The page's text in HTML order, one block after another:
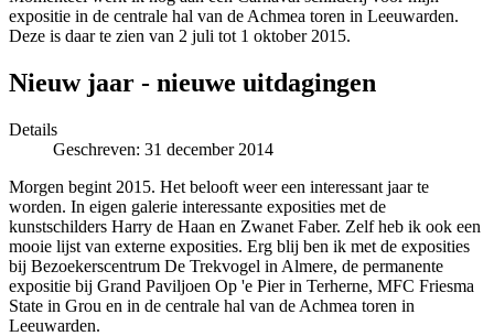
expositie in de centrale hal van de Achmea toren in Leeuwarden.
Deze is daar te zien van 2 juli tot 1 oktober 2015.
Nieuw jaar - nieuwe uitdagingen
Details
Geschreven: 31 december 2014
Morgen begint 2015. Het belooft weer een interessant jaar te
worden. In eigen galerie interessante exposities met de
kunstschilders Harry de Haan en Zwanet Faber. Zelf heb ik ook een
mooie lijst van externe exposities. Erg blij ben ik met de exposities
bij Bezoekerscentrum De Trekvogel in Almere, de permanente
expositie bij Grand Paviljoen Op 'e Pier in Terherne, MFC Friesma
State in Grou en in de centrale hal van de Achmea toren in
Leeuwarden.